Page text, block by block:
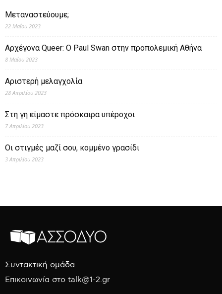
Μεταναστεύουμε;
22 Μαΐου 2023
Αρχέγονα Queer: O Paul Swan στην προπολεμική Αθήνα
8 Μαΐου 2023
Αριστερή μελαγχολία
28 Απριλίου 2023
Στη γη είμαστε πρόσκαιρα υπέροχοι
7 Απριλίου 2023
Οι στιγμές μαζί σου, κομμένο γρασίδι
3 Απριλίου 2023
Συντακτική ομάδα
Επικοινωνία στο talk@1-2.gr